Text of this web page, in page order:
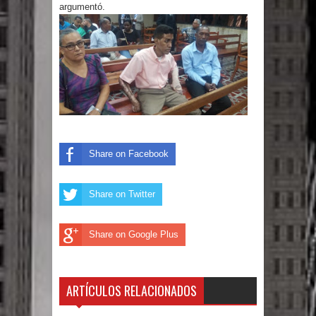
anulación de condena de 15 años por
lavado
DIGEIG y Liga Municipal Dominicana
transparencia a través SISMAP
detención del expresidente Evo
Morales
Calor extremo para este jueves en
argumentó.
Share on Facebook
Share on Twitter
Share on Google Plus
ARTÍCULOS RELACIONADOS